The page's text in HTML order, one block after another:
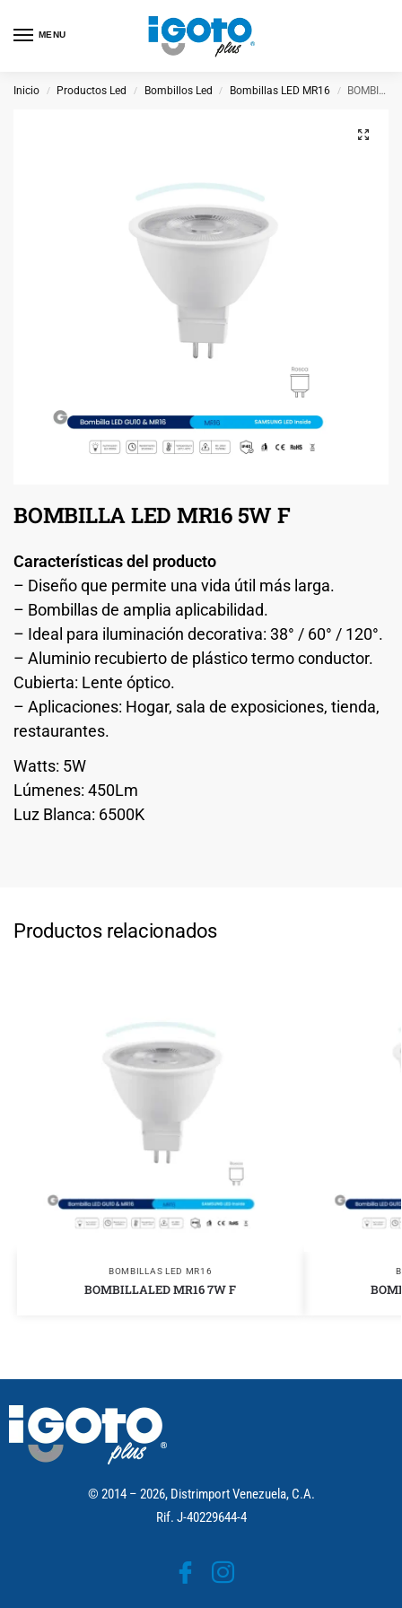
MENU
Inicio / Productos Led / Bombillos Led / Bombillas LED MR16 / BOMBILLA LED MR16 5W F
BOMBILLA LED MR16 5W F
Características del producto
– Diseño que permite una vida útil más larga.
– Bombillas de amplia aplicabilidad.
– Ideal para iluminación decorativa: 38° / 60° / 120°.
– Aluminio recubierto de plástico termo conductor.
Cubierta: Lente óptico.
– Aplicaciones: Hogar, sala de exposiciones, tienda,
restaurantes.
Watts: 5W
Lúmenes: 450Lm
Luz Blanca: 6500K
Productos relacionados
BOMBILLAS LED MR16
BOMBILLALED MR16 7W F
© 2014 – 2026, Distrimport Venezuela, C.A.
Rif. J-40229644-4